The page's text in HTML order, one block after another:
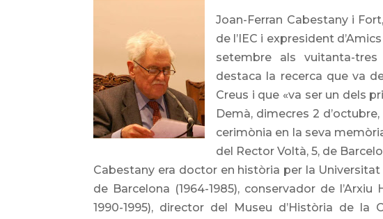
Joan-Ferran Cabestany i
de l’IEC i expresident
setembre als vuitanta-
destaca la recerca que va
Creus i que «va ser un dels
Demà, dimecres 2
cerimònia en la seva
del Rector Voltà, 5, de
Cabestany era doctor en història per la
de Barcelona (1964-1985), conservador de
1990-1995), director del Museu d’Història de la